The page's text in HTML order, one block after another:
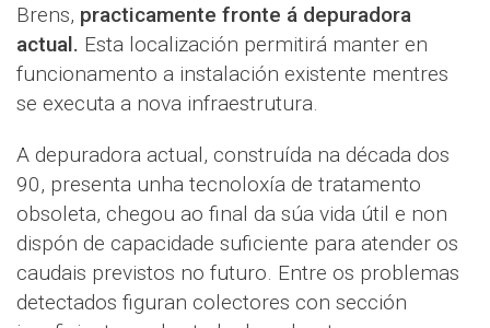
Brens, practicamente fronte á depuradora
actual. Esta localización permitirá manter en
funcionamento a instalación existente mentres
se executa a nova infraestrutura.
A depuradora actual, construída na década dos
90, presenta unha tecnoloxía de tratamento
obsoleta, chegou ao final da súa vida útil e non
dispón de capacidade suficiente para atender os
caudais previstos no futuro. Entre os problemas
detectados figuran colectores con sección